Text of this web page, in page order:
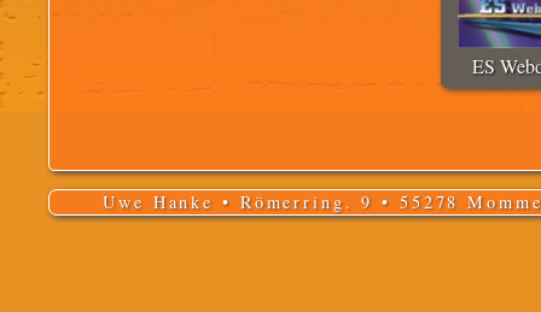
ES
Uwe Hanke • Römerring. 9 • 55278